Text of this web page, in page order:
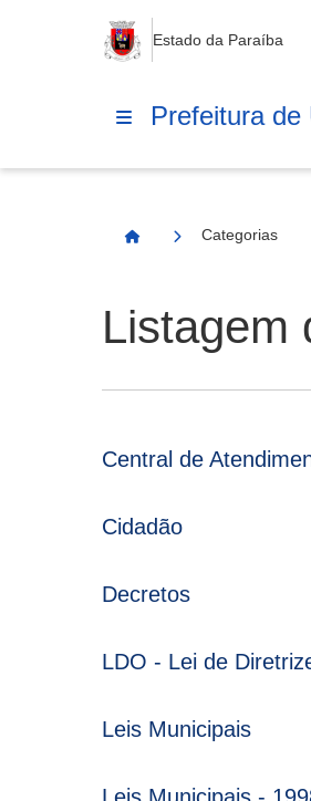
Estado da Paraíba
Prefeitura de
Página Inicial
Categorias
Listagem
Central de
Cidadão
Decretos
LDO - Lei de
Leis Municipais